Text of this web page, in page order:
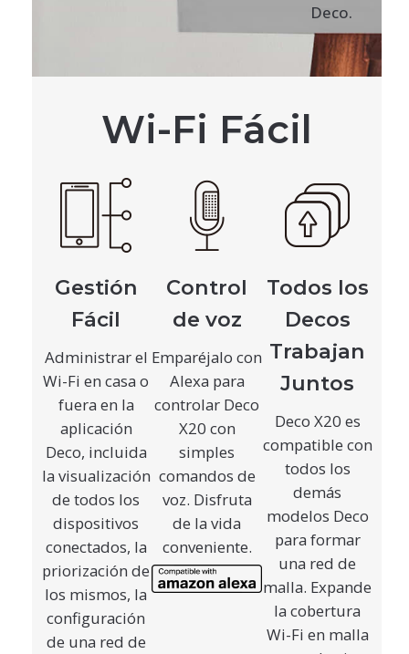
Deco.
Wi-Fi Fácil
Gestión
Fácil
Administrar el
Wi-Fi en casa o
fuera en la
aplicación
Deco, incluida
la visualización
de todos los
dispositivos
conectados, la
priorización de
los mismos, la
configuración
de una red de
Control
de voz
Emparéjalo con
Alexa para
controlar Deco
X20 con
simples
comandos de
voz. Disfruta
de la vida
conveniente.
Todos los
Decos
Trabajan
Juntos
Deco X20 es
compatible con
todos los
demás
modelos Deco
para formar
una red de
malla. Expande
la cobertura
Wi-Fi en malla